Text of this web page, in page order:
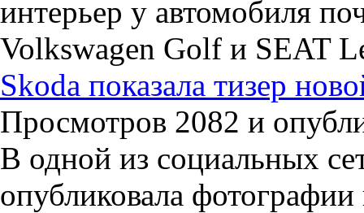
интерьер у автомобиля
Volkswagen Golf и SEAT
Skoda показала тизер
Просмотров 2082 и
В одной из социальных
опубликовала